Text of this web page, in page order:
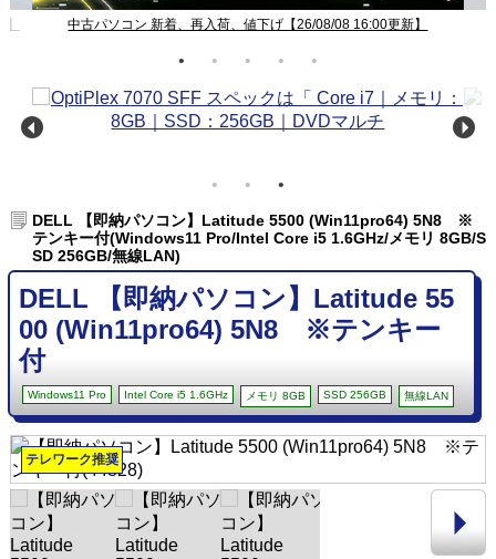
中古パソコン 新着、再入荷、値下げ【26/08/08 16:00更新】
DELL 【即納パソコン】Latitude 5500 (Win11pro64) 5N8 ※
テンキー付(Windows11 Pro/Intel Core i5 1.6GHz/メモリ 8GB/S
SD 256GB/無線LAN)
DELL 【即納パソコン】Latitude 55
00 (Win11pro64) 5N8 ※テンキー
付
Windows11 Pro Intel Core i5 1.6GHz メモリ 8GB SSD 256GB 無線LAN
テレワーク推奨